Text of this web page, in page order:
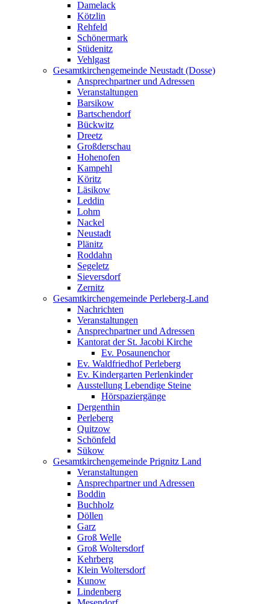
Damelack
Kötzlin
Rehfeld
Schönermark
Stüdenitz
Vehlgast
Gesamtkirchengemeinde Neustadt (Dosse)
Ansprechpartner und Adressen
Veranstaltungen
Barsikow
Bartschendorf
Bückwitz
Dreetz
Großderschau
Hohenofen
Kampehl
Köritz
Läsikow
Leddin
Lohm
Nackel
Neustadt
Plänitz
Roddahn
Segeletz
Sieversdorf
Zernitz
Gesamtkirchengemeinde Perleberg-Land
Nachrichten
Veranstaltungen
Ansprechpartner und Adressen
Kantorat der St. Jacobi Kirche
Ev. Posaunenchor
Ev. Waldfriedhof Perleberg
Ev. Kindergarten Perlenkinder
Ausstellung Lebendige Steine
Hörspaziergänge
Dergenthin
Perleberg
Quitzow
Schönfeld
Sükow
Gesamtkirchengemeinde Prignitz Land
Veranstaltungen
Ansprechpartner und Adressen
Boddin
Buchholz
Döllen
Garz
Groß Welle
Groß Woltersdorf
Kehrberg
Klein Woltersdorf
Kunow
Lindenberg